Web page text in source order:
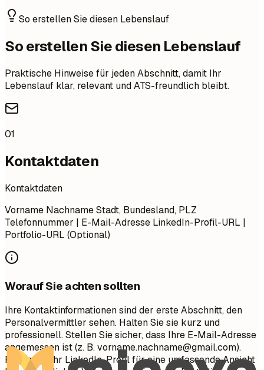
So erstellen Sie diesen Lebenslauf
So erstellen Sie diesen Lebenslauf
Praktische Hinweise für jeden Abschnitt, damit Ihr
Lebenslauf klar, relevant und ATS-freundlich bleibt.
01
Kontaktdaten
Kontaktdaten
Vorname Nachname Stadt, Bundesland, PLZ
Telefonnummer | E-Mail-Adresse LinkedIn-Profil-URL |
Portfolio-URL (Optional)
Worauf Sie achten sollten
Ihre Kontaktinformationen sind der erste Abschnitt, den
Personalvermittler sehen. Halten Sie sie kurz und
professionell. Stellen Sie sicher, dass Ihre E-Mail-Adresse
angemessen ist (z. B.vorname.nachname@gmail.com).
Fügen Sie Ihr LinkedIn-Profil für eine umfassende Ansicht